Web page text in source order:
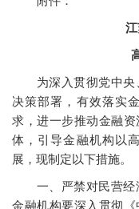
为深入贯彻党中
决策部署，有效落实
求，进一步推动金融
体，引导金融机构以
展，现制定以下措施。
一、严禁对民营
金融机构要深入贯彻